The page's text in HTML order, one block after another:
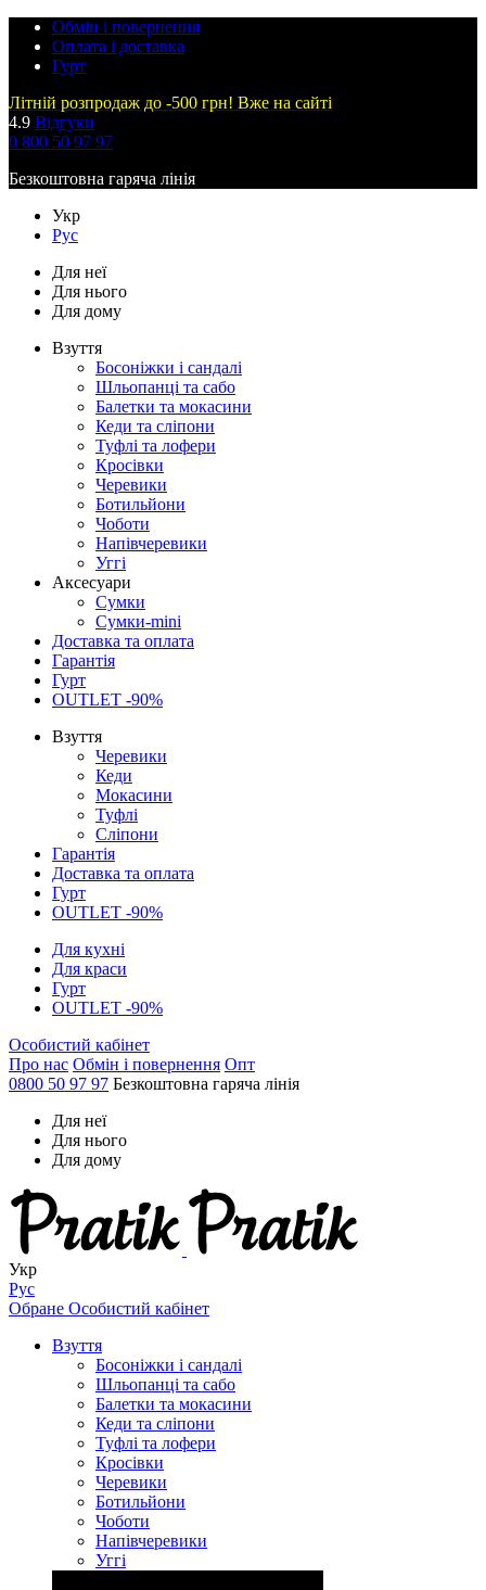
Обмін і повернення
Оплата і доставка
Гурт
Літній розпродаж до -500 грн! Вже на сайті
4.9 Відгуки
0 800 50 97 97
Безкоштовна гаряча лінія
Укр
Рус
Для неї
Для нього
Для дому
Взуття
Босоніжки і сандалі
Шльопанці та сабо
Балетки та мокасини
Кеди та сліпони
Туфлі та лофери
Кросівки
Черевики
Ботильйони
Чоботи
Напівчеревики
Уггі
Аксесуари
Сумки
Сумки-mini
Доставка та оплата
Гарантія
Гурт
OUTLET -90%
Взуття
Черевики
Кеди
Мокасини
Туфлі
Сліпони
Гарантія
Доставка та оплата
Гурт
OUTLET -90%
Для кухні
Для краси
Гурт
OUTLET -90%
Особистий кабінет
Про нас Обмін і повернення Опт
0800 50 97 97 Безкоштовна гаряча лінія
Для неї
Для нього
Для дому
Укр
Рус
Обране Особистий кабінет
Взуття
Босоніжки і сандалі
Шльопанці та сабо
Балетки та мокасини
Кеди та сліпони
Туфлі та лофери
Кросівки
Черевики
Ботильйони
Чоботи
Напівчеревики
Уггі